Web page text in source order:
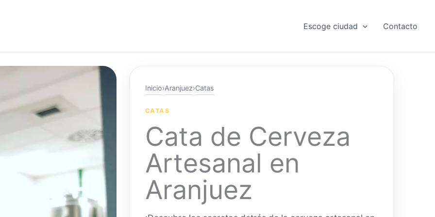
Escoge ciudad Contacto
Inicio›Aranjuez›Catas
CATAS
Cata de Cerveza
Artesanal en
Aranjuez